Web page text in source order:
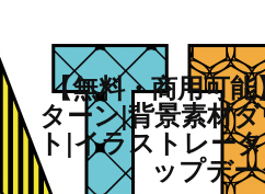
【無料・商用可
ターン|背景素材
ト|イラストレー
ップデ